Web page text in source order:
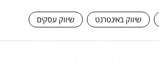
שיווק באינטרנט שיווק עסקים